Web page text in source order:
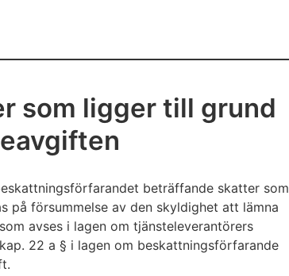
som ligger till grund
beträffande skatter som
på försummelse av den skyldighet att lämna
avses i lagen om tjänsteleverantörers
22 a § i lagen om beskattningsförfarande